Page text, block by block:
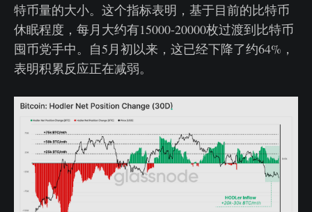
特币量的大小。这个指标表明，基于目前的比特币
休眠程度，每月大约有15000-20000枚过渡到比特币
囤币党手中。自5月初以来，这已经下降了约64%，
表明积累反应正在减弱。